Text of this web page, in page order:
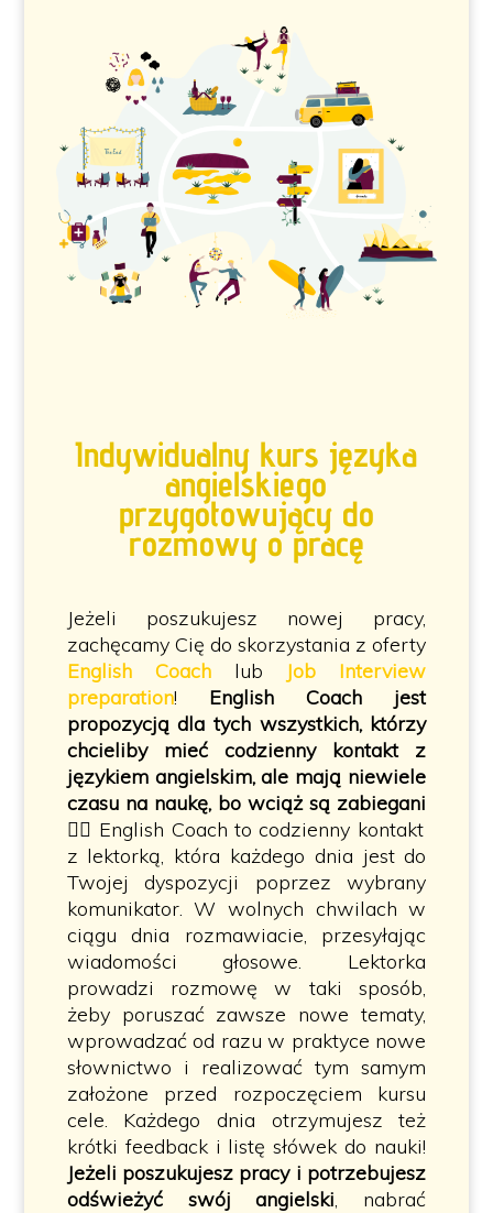
Indywidualny kurs języka
angielskiego
przygotowujący do
rozmowy o pracę
Jeżeli poszukujesz nowej pracy,
zachęcamy Cię do skorzystania z oferty
English Coachlub Job Interview
preparation! English Coach jest
propozycją dla tych wszystkich, którzy
chcieliby mieć codzienny kontakt z
językiem angielskim, ale mają niewiele
czasu na naukę, bo wciąż są zabiegani
🏃‍♀️ English Coach to codzienny kontakt
z lektorką, która każdego dnia jest do
Twojej dyspozycji poprzez wybrany
komunikator. W wolnych chwilach w
ciągu dnia rozmawiacie, przesyłając
wiadomości głosowe. Lektorka
prowadzi rozmowę w taki sposób,
żeby poruszać zawsze nowe tematy,
wprowadzać od razu w praktyce nowe
słownictwo i realizować tym samym
założone przed rozpoczęciem kursu
cele. Każdego dnia otrzymujesz też
krótki feedback i listę słówek do nauki!
Jeżeli poszukujesz pracy i potrzebujesz
odświeżyć swój angielski, nabrać